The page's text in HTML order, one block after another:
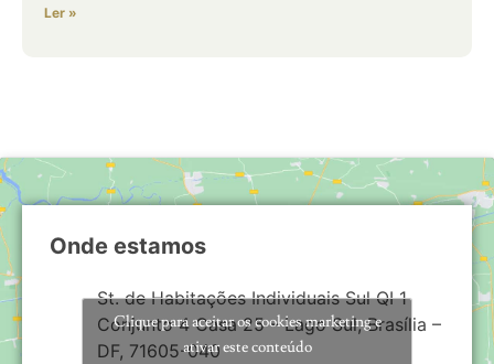
Ler »
Onde estamos
St. de Habitações Individuais Sul QI 1
Conjunto 4 Casa 25 – Lago Sul, Brasília –
DF, 71605-040
Clique para aceitar os cookies marketing e
ativar este conteúdo